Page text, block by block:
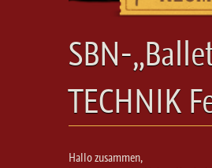
SBN-
TECHNIK
Hallo zusammen,